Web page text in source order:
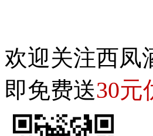
欢迎关注西凤
即免费送30元